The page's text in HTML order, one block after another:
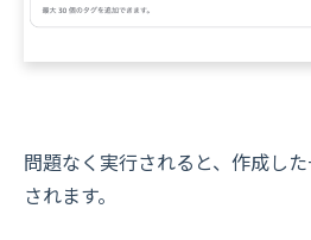
問題なく実行されると、作成し
されます。